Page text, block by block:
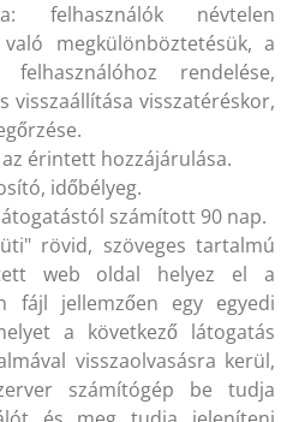
felhasználók névtelen
megkülönböztetésük, a
rendelése,
visszaállítása visszatéréskor,
érintett hozzájárulása.
időbélyeg.
számított 90 nap.
rövid, szöveges tartalmú
web oldal helyez el a
fájl jellemzően egy egyedi
a következő látogatás
visszaolvasásra kerül,
számítógép be tudja